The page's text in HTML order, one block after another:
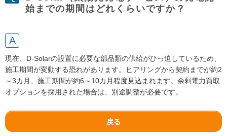
始までの期間はどれくらいですか？
現在、D-Solarの設置に必要な部品類の供給がひっ迫しているため、
施工期間が変動する恐れがあります。ヒアリングから契約までが約2
～3カ月、施工期間が約6～10カ月程度見込まれます。余剰電力買取
オプションを採用された場合は、別途調整が必要です。
戻る